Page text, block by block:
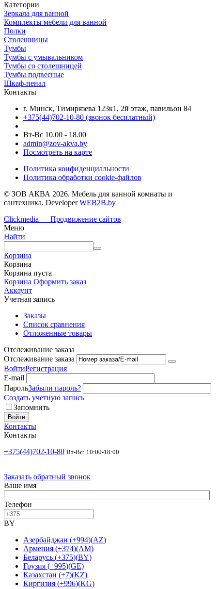
Категории
Зеркала для ванной
Комплекты мебели для ванной
Полки
Столешницы
Тумбы
Тумбы с умывальником
Тумбы со столешницей
Тумбы подвесные
Шкаф-пенал
Контакты
г. Минск, Тимирязева 123к1, 2й этаж, павильон 84
+375(44)702-10-80 (звонок бесплатный)
Вт-Вс 10.00 - 18.00
admin@zov-akva.by
Посмотреть на карте
Политика конфиденциальности
Политика обработки cookie-файлов
© ЗОВ АКВА 2026. Мебель для ванной комнаты и
сантехника. DeveloperWEB2B.by
Clickmedia — Продвижение сайтов
Меню
Найти
Корзина
Корзина
Корзина пуста
Корзина Оформить заказ
Аккаунт
Учетная запись
Заказы
Список сравнения
Отложенные товары
Отслеживание заказа
Отслеживание заказа
ВойтиРегистрация
E-mail
ПарольЗабыли пароль?
Создать учетную запись
Запомнить
Войти
Контакты
Контакты
+375(44)702-10-80 Вт-Вс: 10:00-18:00
Заказать обратный звонок
Ваше имя
Телефон
BY
Азербайджан (+994)(AZ)
Армения (+374)(AM)
Беларусь (+375)(BY)
Грузия (+995)(GE)
Казахстан (+7)(KZ)
Киргизия (+996)(KG)